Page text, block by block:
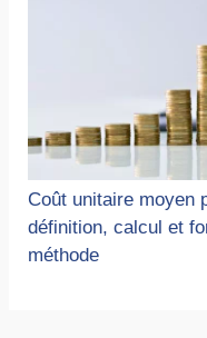
Coût unitaire moyen
définition, calcul et
méthode